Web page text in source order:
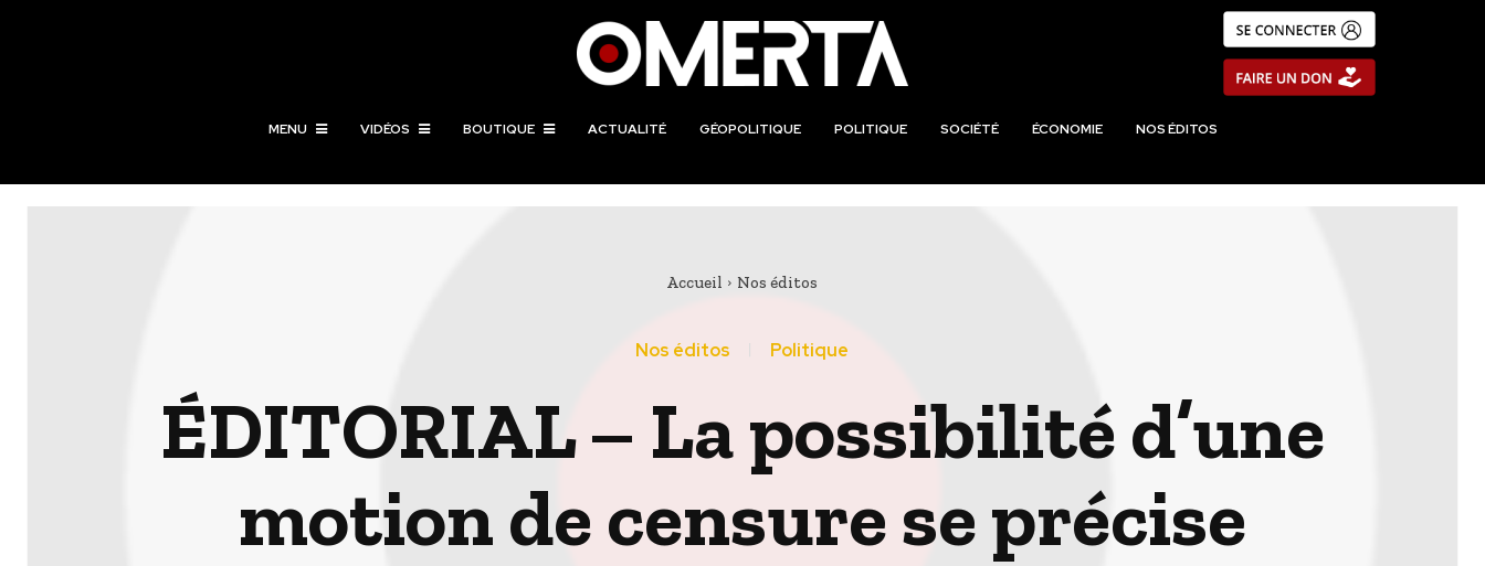
MENU VIDÉOS BOUTIQUE ACTUALITÉ GÉOPOLITIQUE POLITIQUE SOCIÉTÉ ÉCONOMIE NOS ÉDITOS
Accueil Nos éditos
Nos éditos Politique
ÉDITORIAL – La possibilité d’une
motion de censure se précise